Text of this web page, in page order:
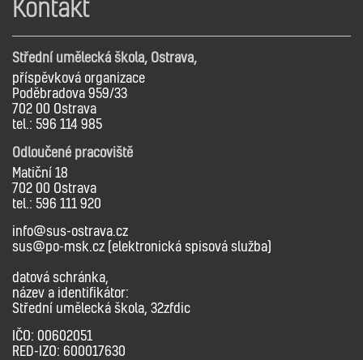
Kontakt
Střední umělecká škola, Ostrava,
příspěvková organizace
Poděbradova 959/33
702 00 Ostrava
tel.: 596 114 985
Odloučené pracoviště
Matiční 18
702 00 Ostrava
tel.: 596 111 920
info@sus-ostrava.cz
sus@po-msk.cz (elektronická spisová služba)
datová schránka,
název a identifikátor:
Střední umělecká škola, 32zfdic
IČO: 00602051
RED-IZO: 600017630